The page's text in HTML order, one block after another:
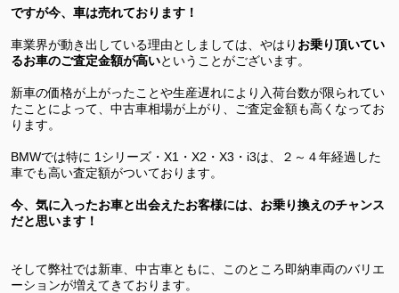
ですが今、車は売れております！
車業界が動き出している理由としましては、やはり お乗り頂いてい
るお車のご査定金額が高いということがございます。
新車の価格が上がったことや生産遅れにより入荷台数が限られてい
たことによって、中古車相場が上がり、ご査定金額も高くなってお
ります。
BMWでは特に 1シリーズ・X1・X2・X3・i3は、２～４年経過した
車でも高い査定額がついております。
今、気に入ったお車と出会えたお客様には、お乗り換えのチャンス
だと思います！
そして弊社では新車、中古車ともに、このところ即納車両のバリエ
ーションが増えてきております。